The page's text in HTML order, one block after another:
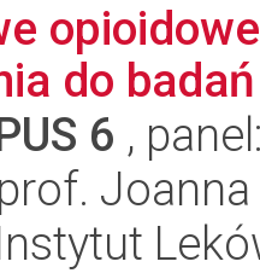
do
6 ,
Joanna